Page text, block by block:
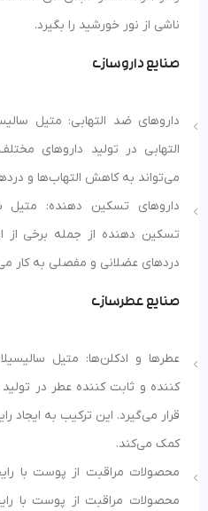
ناشی از نور خورشید را بگیرد.
صنایع داروسازی
داروهای ضد التهابی: متیل
التهابی در تولید داروهای
می‌تواند به کاهش التهاب‌ها و
داروهای تسکین دهنده: متیل
تسکین دهنده از جمله برخی از
دردهای عضلانی و مفصلی به کار
صنایع عطرسازی
عطرها و ادکلن‌ها: متیل
کننده و ثابت کننده عطر در
قرار می‌گیرد. این ترکیب به ایجاد
کمک می‌کند.
محصولات مراقبت از پوست با
محصولات مراقبت از پوست با